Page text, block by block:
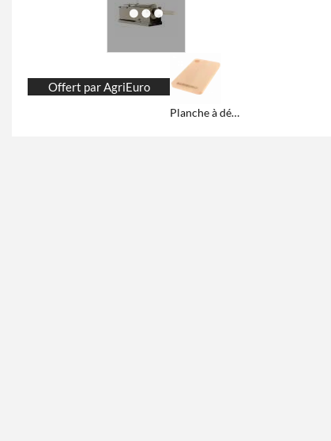
Offert par AgriEuro
Planche à découper en bois massif